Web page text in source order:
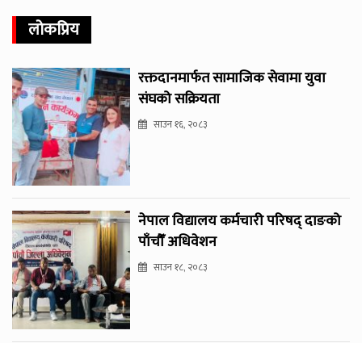
लोकप्रिय
रक्तदानमार्फत सामाजिक सेवामा युवा
संघको सक्रियता
साउन १६, २०८३
नेपाल विद्यालय कर्मचारी परिषद् दाङको
पाँचौँ अधिवेशन
साउन १८, २०८३